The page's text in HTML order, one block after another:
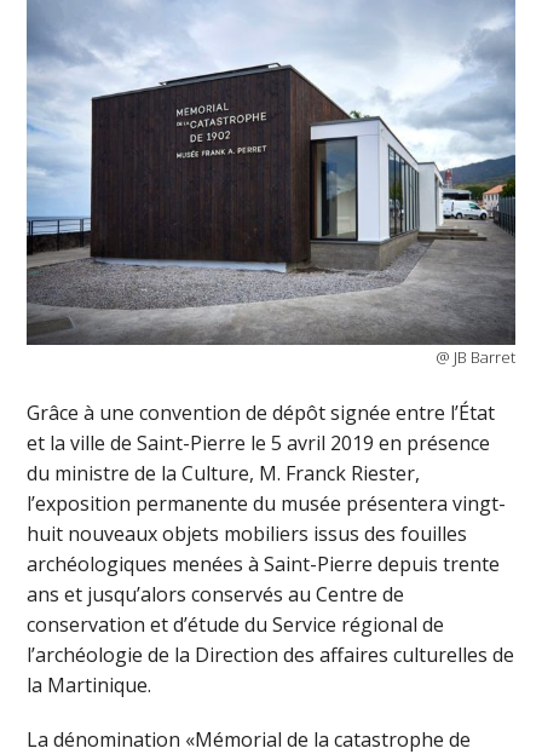
@ JB Barret
Grâce à une convention de dépôt signée entre l’État
et la ville de Saint-Pierre le 5 avril 2019 en présence
du ministre de la Culture, M. Franck Riester,
l’exposition permanente du musée présentera vingt-
huit nouveaux objets mobiliers issus des fouilles
archéologiques menées à Saint-Pierre depuis trente
ans et jusqu’alors conservés au Centre de
conservation et d’étude du Service régional de
l’archéologie de la Direction des affaires culturelles de
la Martinique.
La dénomination «Mémorial de la catastrophe de